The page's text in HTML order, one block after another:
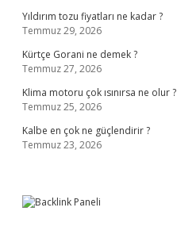
Yıldırım tozu fiyatları ne kadar ?
Temmuz 29, 2026
Kürtçe Gorani ne demek ?
Temmuz 27, 2026
Klima motoru çok ısınırsa ne olur ?
Temmuz 25, 2026
Kalbe en çok ne güçlendirir ?
Temmuz 23, 2026